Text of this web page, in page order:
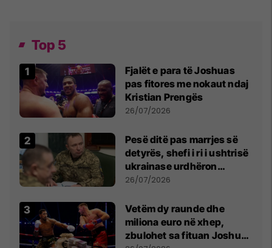
Top 5
Fjalët e para të Joshuas
pas fitores me nokaut ndaj
Kristian Prengës
26/07/2026
Pesë ditë pas marrjes së
detyrës, shefi i ri i ushtrisë
ukrainase urdhëron
kontroll të madh
26/07/2026
Vetëm dy raunde dhe
miliona euro në xhep,
zbulohet sa fituan Joshua